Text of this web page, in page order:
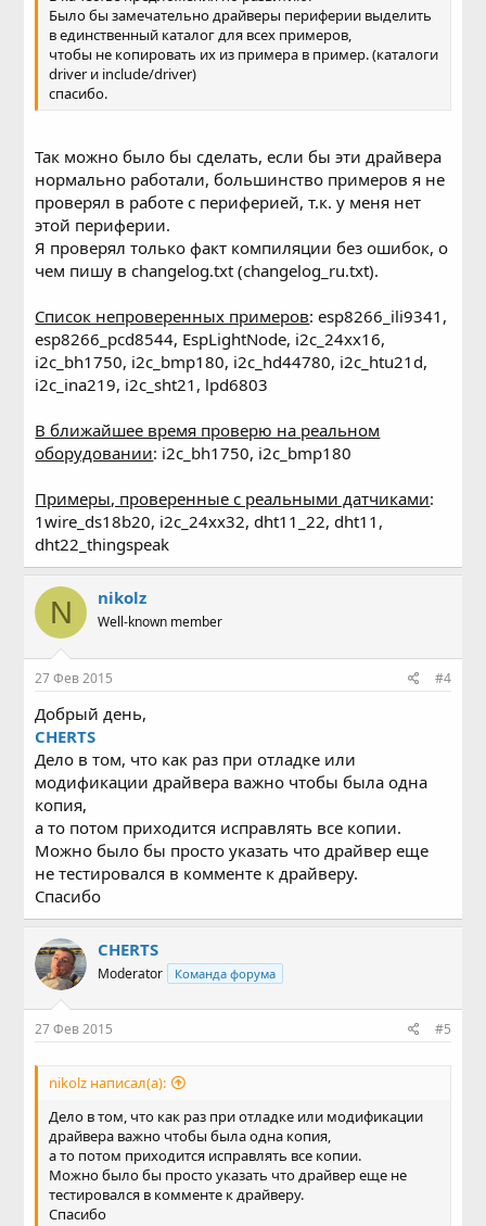
Было бы замечательно драйверы периферии выделить
в единственный каталог для всех примеров,
чтобы не копировать их из примера в пример. (каталоги
driver и include/driver)
спасибо.
Так можно было бы сделать, если бы эти драйвера
нормально работали, большинство примеров я не
проверял в работе с периферией, т.к. у меня нет
этой периферии.
Я проверял только факт компиляции без ошибок, о
чем пишу в changelog.txt (changelog_ru.txt).
Список непроверенных примеров: esp8266_ili9341,
esp8266_pcd8544, EspLightNode, i2c_24xx16,
i2c_bh1750, i2c_bmp180, i2c_hd44780, i2c_htu21d,
i2c_ina219, i2c_sht21, lpd6803
В ближайшее время проверю на реальном
оборудовании: i2c_bh1750, i2c_bmp180
Примеры, проверенные с реальными датчиками:
1wire_ds18b20, i2c_24xx32, dht11_22, dht11,
dht22_thingspeak
N nikolz
Well-known member
27 Фев 2015 #4
Добрый день,
CHERTS
Дело в том, что как раз при отладке или
модификации драйвера важно чтобы была одна
копия,
а то потом приходится исправлять все копии.
Можно было бы просто указать что драйвер еще
не тестировался в комменте к драйверу.
Спасибо
CHERTS
Moderator Команда форума
27 Фев 2015 #5
nikolz написал(а):
Дело в том, что как раз при отладке или модификации
драйвера важно чтобы была одна копия,
а то потом приходится исправлять все копии.
Можно было бы просто указать что драйвер еще не
тестировался в комменте к драйверу.
Спасибо